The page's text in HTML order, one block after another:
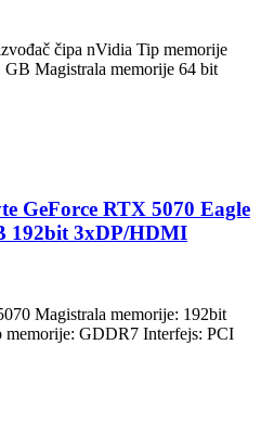
čipa nVidia Tip memorije
Magistrala memorije 64 bit
GeForce RTX 5070 Eagle
192bit 3xDP/HDMI
Magistrala memorije: 192bit
GDDR7 Interfejs: PCI